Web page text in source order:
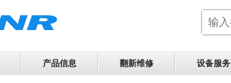
产品信息 翻新维修 设备服务